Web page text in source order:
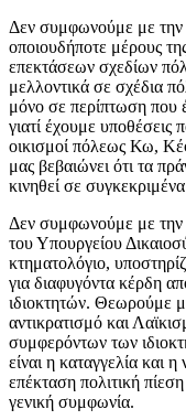
Δεν συμφωνούμε με την
οποιουδήποτε μέρους
επεκτάσεων σχεδίων
μελλοντικά σε σχέδια
μόνο σε περίπτωση που
γιατί έχουμε
οικισμοί πόλεως Κω,
μας βεβαιώνει ότι τα
κινηθεί σε
Δεν συμφωνούμε με την
του Υπουργείου
κτηματολόγιο,
για διαφυγόντα κέρδη
ιδιοκτητών. Θεωρούμε
αντικρατισμό και
συμφερόντων των
είναι η καταγγελία και
επέκταση πολιτική
γενική συμφωνία.